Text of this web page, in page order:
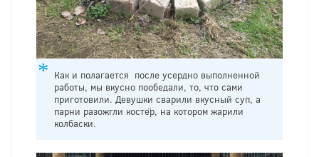
Как и полагается после усердно выполненной
работы, мы вкусно пообедали, то, что сами
приготовили. Девушки сварили вкусный суп, а
парни разожгли костёр, на котором жарили
колбаски.